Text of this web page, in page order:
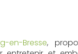
en-Bresse,